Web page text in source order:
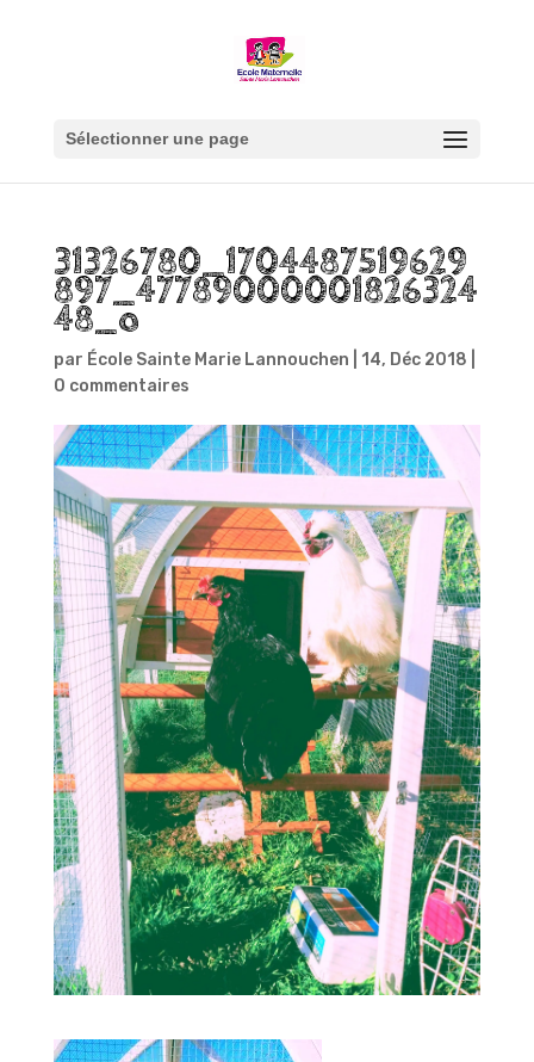
Sélectionner une page
31326780_1704487519629
897_47789000001826324
48_o
par École Sainte Marie Lannouchen 14, Déc 2018
0 commentaires